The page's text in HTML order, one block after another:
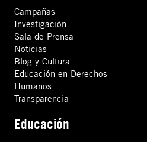
Campañas
Investigación
Sala de Prensa
Noticias
Blog y Cultura
Educación en Derechos
Humanos
Transparencia
Educación